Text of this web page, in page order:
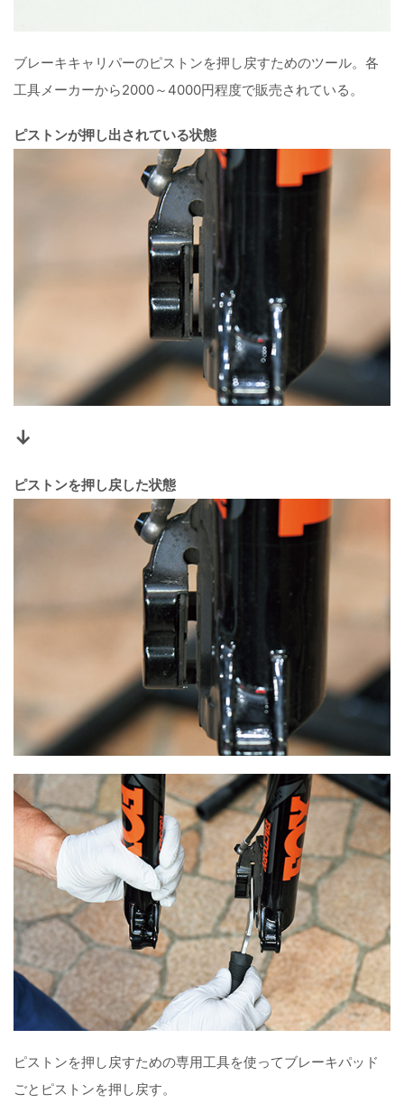
ブレーキキャリパーのピストンを押し戻すためのツール。各
工具メーカーから2000～4000円程度で販売されている。
ピストンが押し出されている状態
↓
ピストンを押し戻した状態
ピストンを押し戻すための専用工具を使ってブレーキパッド
ごとピストンを押し戻す。